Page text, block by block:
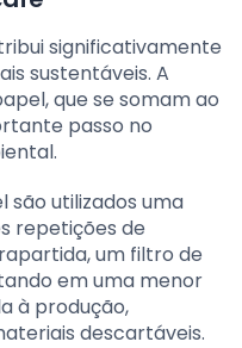
significativamente
sustentáveis. A
que se somam ao
passo no
são utilizados uma
repetições de
um filtro de
em uma menor
à produção,
descartáveis.